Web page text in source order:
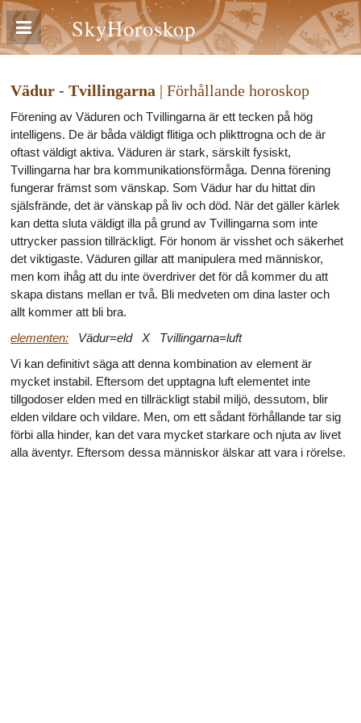
SkyHoroskop
Vädur - Tvillingarna | Förhållande horoskop
Förening av Väduren och Tvillingarna är ett tecken på hög
intelligens. De är båda väldigt flitiga och plikttrogna och de är
oftast väldigt aktiva. Väduren är stark, särskilt fysiskt,
Tvillingarna har bra kommunikationsförmåga. Denna förening
fungerar främst som vänskap. Som Vädur har du hittat din
själsfrände, det är vänskap på liv och död. När det gäller kärlek
kan detta sluta väldigt illa på grund av Tvillingarna som inte
uttrycker passion tillräckligt. För honom är visshet och säkerhet
det viktigaste. Väduren gillar att manipulera med människor,
men kom ihåg att du inte överdriver det för då kommer du att
skapa distans mellan er två. Bli medveten om dina laster och
allt kommer att bli bra.
elementen: Vädur=eld X Tvillingarna=luft
Vi kan definitivt säga att denna kombination av element är
mycket instabil. Eftersom det upptagna luft elementet inte
tillgodoser elden med en tillräckligt stabil miljö, dessutom, blir
elden vildare och vildare. Men, om ett sådant förhållande tar sig
förbi alla hinder, kan det vara mycket starkare och njuta av livet
alla äventyr. Eftersom dessa människor älskar att vara i rörelse.